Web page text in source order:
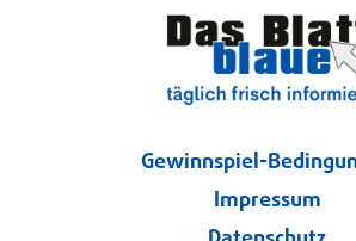
Gewinnspiel-
Impressum